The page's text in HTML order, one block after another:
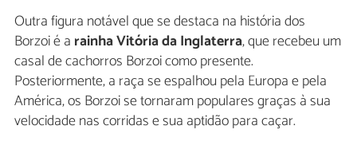
Outra figura notável que se destaca na história dos
Borzoi é a rainha Vitória da Inglaterra, que recebeu um
casal de cachorros Borzoi como presente.
Posteriormente, a raça se espalhou pela Europa e pela
América, os Borzoi se tornaram populares graças à sua
velocidade nas corridas e sua aptidão para caçar.